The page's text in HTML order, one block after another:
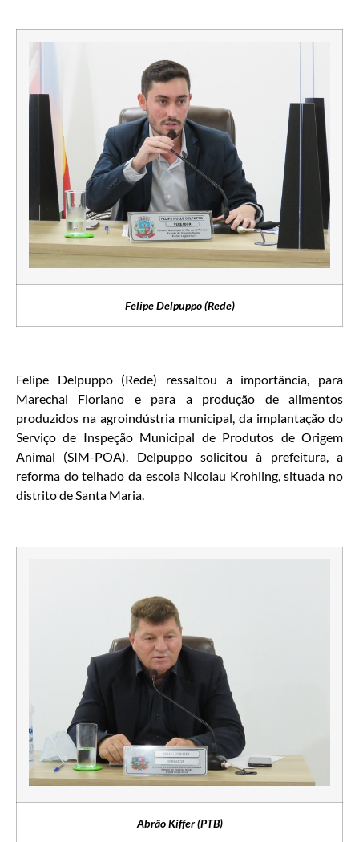
Felipe Delpuppo (Rede)
Felipe Delpuppo (Rede) ressaltou a importância, para
Marechal Floriano e para a produção de alimentos
produzidos na agroindústria municipal, da implantação do
Serviço de Inspeção Municipal de Produtos de Origem
Animal (SIM-POA). Delpuppo solicitou à prefeitura, a
reforma do telhado da escola Nicolau Krohling, situada no
distrito de Santa Maria.
Abrão Kiffer (PTB)